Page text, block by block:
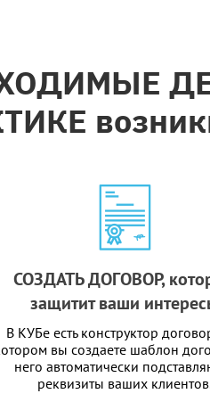
СОЗДАТЬ ДОГОВОР,
защитит ваши
В КУБе есть конструктор
вы создаете шаблон
него автоматически
реквизиты ваших